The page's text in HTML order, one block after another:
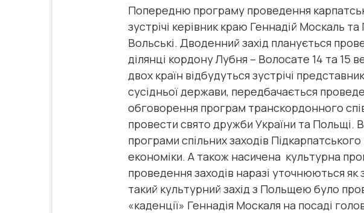
Попередню програму проведення
зустрічі керівник краю Геннадій Москаль
Вольські. Дводенний захід планується
ділянці кордону Лубня – Волосате 14 та 15
двох країн відбудуться зустрічі
сусідньої держави, передбачається
обговорення програм транскордонного
провести свято дружби України та Польщі.
програми спільних заходів
економіки. А також насичена культурна
проведення заходів наразі уточнюються як
такий культурний захід з Польщею було
«каденції» Геннадія Москаля на посаді